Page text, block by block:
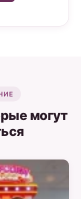
могут